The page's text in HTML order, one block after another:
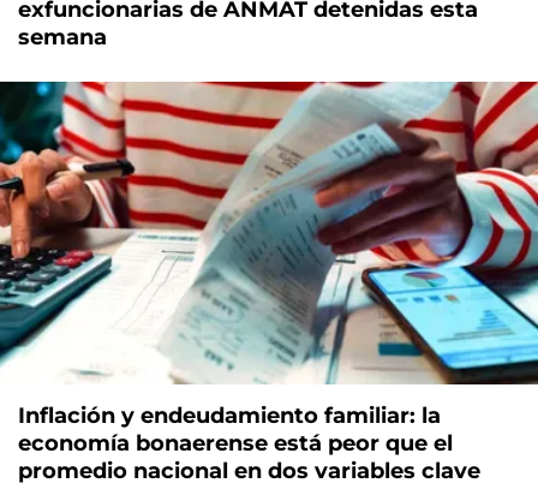
exfuncionarias de ANMAT detenidas esta
semana
Inflación y endeudamiento familiar: la
economía bonaerense está peor que el
promedio nacional en dos variables clave